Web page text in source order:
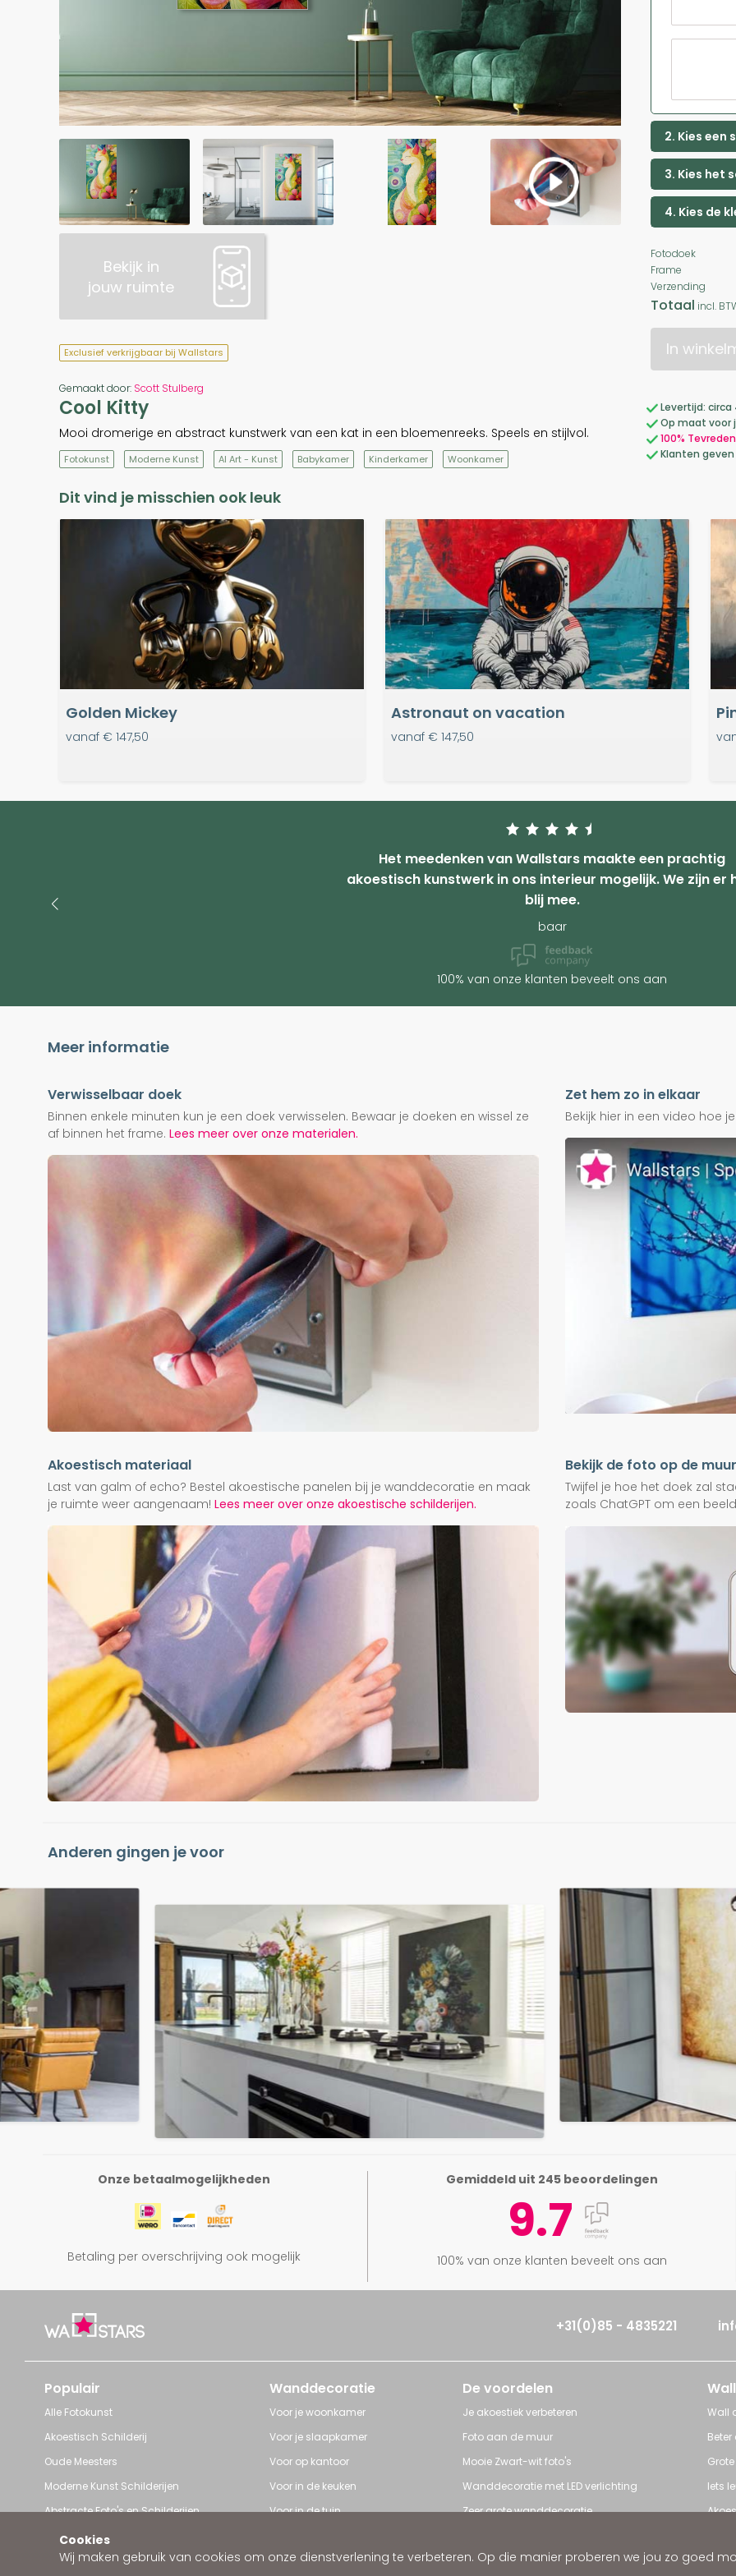
Cookies
Wij maken gebruik van cookies om onze dienstverlening te verbeteren. Op die manier proberen we jou zo goed
Bekijk in
jouw ruimte
Exclusief verkrijgbaar bij Wallstars
Gemaakt door: Scott Stulberg
Cool Kitty
Mooi dromerige en abstract kunstwerk van een kat in een bloemenreeks. Speels en stijlvol.
Fotokunst Moderne Kunst AI Art - Kunst Babykamer Kinderkamer Woonkamer
2. Kies een
3. Kies het
4. Kies de
Fotodoek
Frame
Verzending
Totaal incl.
In
Levertijd:
Op maat voor
100%
Klanten
Dit vind je misschien ook leuk
Golden Mickey
vanaf € 147,50
Astronaut on vacation
vanaf € 147,50
Het meedenken van Wallstars maakte een prachtig
akoestisch kunstwerk in ons interieur mogelijk. We zijn er
blij mee.
baar
100% van onze klanten beveelt ons aan
Meer informatie
Verwisselbaar doek
Binnen enkele minuten kun je een doek verwisselen. Bewaar je doeken en wissel ze
af binnen het frame. Lees meer over onze materialen.
Zet hem zo in elkaar
Bekijk hier in een video hoe
Akoestisch materiaal
Last van galm of echo? Bestel akoestische panelen bij je wanddecoratie en maak
je ruimte weer aangenaam! Lees meer over onze akoestische schilderijen.
Bekijk de foto op de muur
Twijfel je hoe het doek zal
zoals ChatGPT om een
Anderen gingen je voor
Onze betaalmogelijkheden
Betaling per overschrijving ook mogelijk
Gemiddeld uit 245 beoordelingen
9.7
100% van onze klanten beveelt ons aan
+31(0)85 - 4835221
Populair
Alle Fotokunst
Akoestisch Schilderij
Oude Meesters
Moderne Kunst Schilderijen
Abstracte Foto's en Schilderijen
Pop Art schilderijen
Art Frame van Wallstars
Wanddecoratie
Voor je woonkamer
Voor je slaapkamer
Voor op kantoor
Voor in de keuken
Voor in de tuin
Zakelijke wanddecoratie
De voordelen
Je akoestiek verbeteren
Foto aan de muur
Mooie Zwart-wit foto's
Wanddecoratie met LED verlichting
Zeer grote wanddecoratie
Wall
Iets